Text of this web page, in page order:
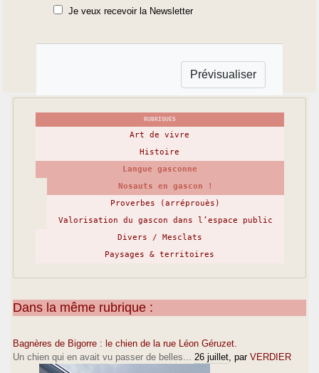
Je veux recevoir la Newsletter
RUBRIQUES
Art de vivre
Histoire
Langue gasconne
Nosauts en gascon !
Proverbes (arréprouès)
Valorisation du gascon dans l’espace public
Divers / Mesclats
Paysages & territoires
Dans la même rubrique :
Bagnères de Bigorre : le chien de la rue Léon Géruzet.
Un chien qui en avait vu passer de belles... 26 juillet, par VERDIER